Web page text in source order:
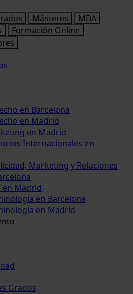
Másteres
MBA
Formación Online
en Barcelona
en Madrid
en Madrid
Internacionales en
Marketing y Relaciones
en Madrid
en Barcelona
en Madrid
Grados